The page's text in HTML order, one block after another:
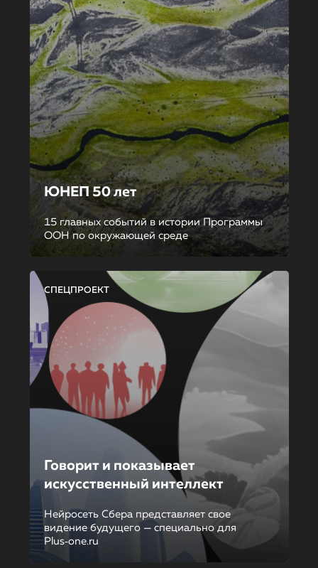
ЮНЕП 50 лет
15 главных событий в истории Программы
ООН по окружающей среде
СПЕЦПРОЕКТ
Говорит и показывает
искусственный интеллект
Нейросеть Сбера представляет свое
видение будущего — специально для
Plus‑one.ru